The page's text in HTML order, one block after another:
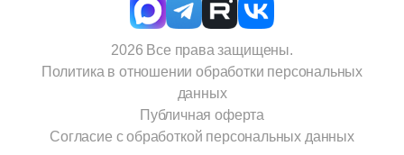
2026 Все права защищены.
Политика в отношении обработки персональных
данных
Публичная оферта
Согласие с обработкой персональных данных